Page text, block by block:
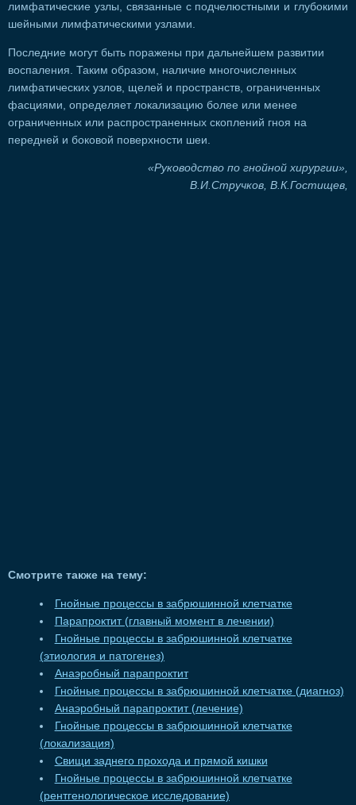
лимфатические узлы, связанные с подчелюстными и глубокими
шейными лимфатическими узлами.
Последние могут быть поражены при дальнейшем развитии
воспаления. Таким образом, наличие многочисленных
лимфатических узлов, щелей и пространств, ограниченных
фасциями, определяет локализацию более или менее
ограниченных или распространенных скоплений гноя на
передней и боковой поверхности шеи.
«Руководство по гнойной хирургии»,
В.И.Стручков, В.К.Гостищев,
Смотрите также на тему:
Гнойные процессы в забрюшинной клетчатке
Парапроктит (главный момент в лечении)
Гнойные процессы в забрюшинной клетчатке
(этиология и патогенез)
Анаэробный парапроктит
Гнойные процессы в забрюшинной клетчатке (диагноз)
Анаэробный парапроктит (лечение)
Гнойные процессы в забрюшинной клетчатке
(локализация)
Свищи заднего прохода и прямой кишки
Гнойные процессы в забрюшинной клетчатке
(рентгенологическое исследование)